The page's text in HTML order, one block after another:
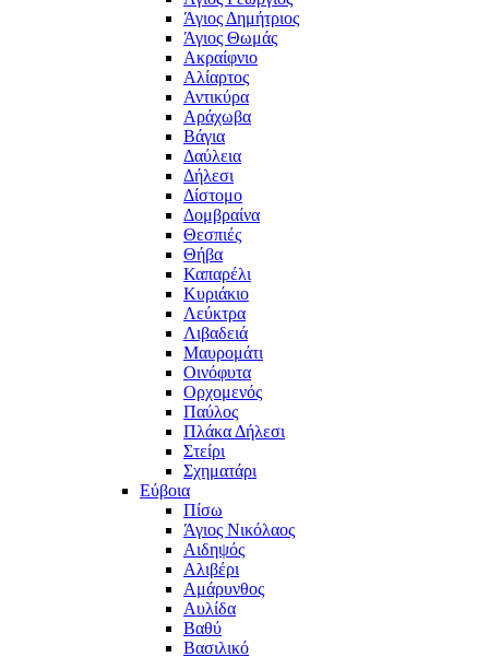
Άγιος Δημήτριος
Άγιος Θωμάς
Ακραίφνιο
Αλίαρτος
Αντικύρα
Αράχωβα
Βάγια
Δαύλεια
Δήλεσι
Δίστομο
Δομβραίνα
Θεσπιές
Θήβα
Καπαρέλι
Κυριάκιο
Λεύκτρα
Λιβαδειά
Μαυρομάτι
Οινόφυτα
Ορχομενός
Παύλος
Πλάκα Δήλεσι
Στείρι
Σχηματάρι
Εύβοια
Πίσω
Άγιος Νικόλαος
Αιδηψός
Αλιβέρι
Αμάρυνθος
Αυλίδα
Βαθύ
Βασιλικό